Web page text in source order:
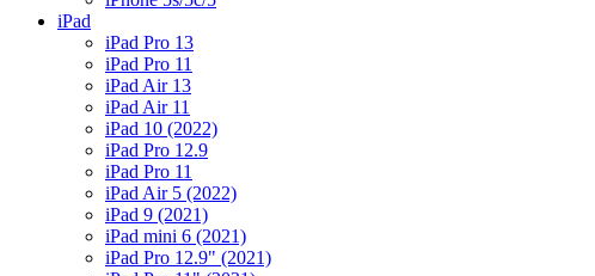
iPad
iPad Pro 13
iPad Pro 11
iPad Air 13
iPad Air 11
iPad 10 (2022)
iPad Pro 12.9
iPad Pro 11
iPad Air 5 (2022)
iPad 9 (2021)
iPad mini 6 (2021)
iPad Pro 12.9" (2021)